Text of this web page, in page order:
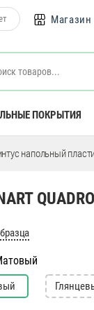
Магазин
ПОКРЫТИЯ
напольный